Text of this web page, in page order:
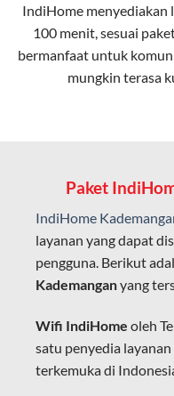
elektromagnetik,
Latensi Rendah
Cocok untuk
Mampu menangani
Dengan teknologi ini,
internet yang lebih
belajar, dan hiburan di
layanan internet yang
fiber optic dapat
WiFi.
IndiHome menyediakan
100 menit, sesuai
bermanfaat untuk
mungkin terasa
Paket
IndiHome
layanan yang dapat
pengguna. Berikut
Kademanganyang
Wifi IndiHome oleh
satu penyedia
terkemuka di